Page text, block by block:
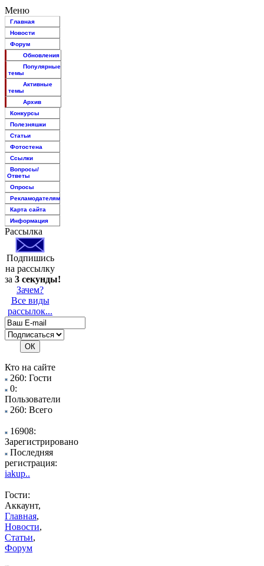
Меню
Главная
Новости
Форум
Обновления
Популярные
темы
Активные
темы
Архив
Конкурсы
Полезняшки
Статьи
Фотостена
Ссылки
Вопросы/
Ответы
Опросы
Рекламодателям
Карта сайта
Информация
Рассылка
Подпишись
на рассылку
за 3 секунды!
Зачем?
Все виды
рассылок...
Кто на сайте
260: Гости
0:
Пользователи
260: Всего
16908:
Зарегистрировано
Последняя
регистрация:
iakup..
Гости:
Аккаунт,
Главная,
Новости,
Статьи,
Форум